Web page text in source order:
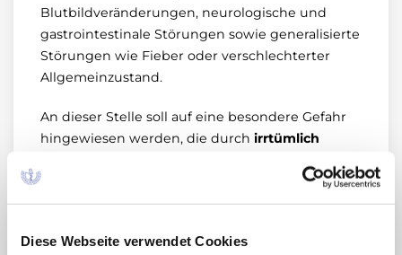
Diese Webseite verwendet Cookies
Blutbildveränderungen, neurologische und
gastrointestinale Störungen sowie generalisierte
Störungen wie Fieber oder verschlechterter
Allgemeinzustand.
An dieser Stelle soll auf eine besondere Gefahr
hingewiesen werden, die durch irrtümlich
bestimmungsgemäßen Gebrauch,
Vincristin auftritt:
Einem 60-jährigen Patienten mit hochmalignem